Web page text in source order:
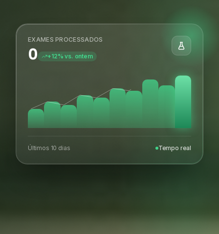
EXAMES PROCESSADOS
0 +12% vs. ontem
Últimos 10 dias Tempo real